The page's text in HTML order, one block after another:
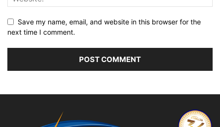
Save my name, email, and website in this browser for the
next time I comment.